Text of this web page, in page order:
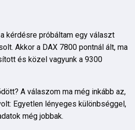
kérdésre próbáltam egy választ
Akkor a DAX 7800 pontnál ált, ma
és közel vagyunk a 9300
A válaszom ma még inkább az,
Egyetlen lényeges különbséggel,
még jobbak.